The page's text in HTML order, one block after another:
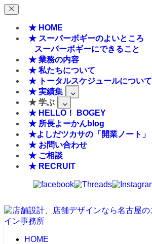
★ HOME
★ スーパーボギーのよいところ
スーパーボギーにできること
★ 業務の内容
★ 私たちについて
★ トータルスケジュールについて
★ 実績集
★ 学ぶ
★ HELLO！ BOGEY
★ 所長よーかんblog
★よしだツカサの「開業ノート」
★ お問い合わせ
★ ご相談
★ RECRUIT
HOME